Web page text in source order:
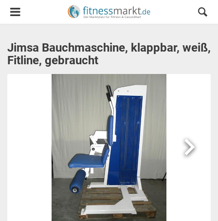
Jimsa Bauchmaschine, klappbar, weiß,
Fitline, gebraucht
